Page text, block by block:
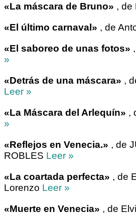
«La máscara de Bruno» , de
«El último carnaval» , de
«El saboreo de unas fotos»
»
«Detrás de una máscara» ,
Leer »
«La Máscara del Arlequín» ,
»
«Reflejos en Venecia.» , de
ROBLES Leer »
«La coartada perfecta» , de
Lorenzo Leer »
«Muerte en Venecia» , de